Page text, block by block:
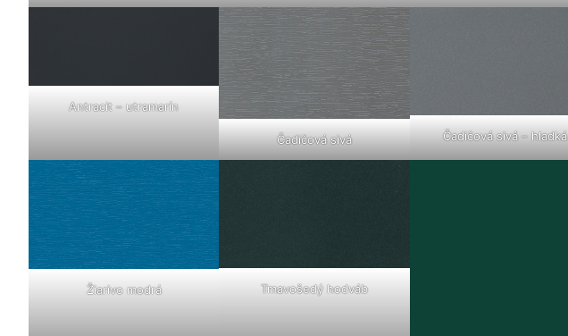
Antracit – utramarín
Čadičová sivá Čadičová sivá – hladká
Žiarivo modrá Tmavošedý hodváb